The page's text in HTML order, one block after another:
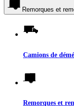
Remorques et
Camions de
Remorques et